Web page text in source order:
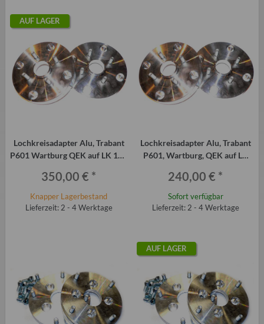
AUF LAGER
Lochkreisadapter Alu, Trabant
P601 Wartburg QEK auf LK 100
350,00 € *
Knapper Lagerbestand
Lieferzeit: 2 - 4 Werktage
Lochkreisadapter Alu, Trabant
P601, Wartburg, QEK auf LK
240,00 € *
Sofort verfügbar
Lieferzeit: 2 - 4 Werktage
AUF LAGER